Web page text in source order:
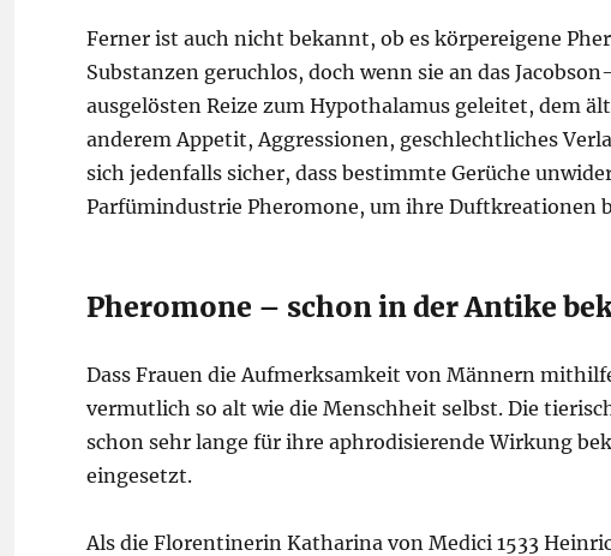
Ferner ist auch nicht bekannt, ob es körpereigene
Substanzen geruchlos, doch wenn sie an das
ausgelösten Reize zum Hypothalamus geleitet, dem
anderem Appetit, Aggressionen, geschlechtliches
sich jedenfalls sicher, dass bestimmte Gerüche
Parfümindustrie Pheromone, um ihre Duftkreationen
Pheromone – schon in der Antike
Dass Frauen die Aufmerksamkeit von Männern
vermutlich so alt wie die Menschheit selbst. Die
schon sehr lange für ihre aphrodisierende Wirkung
eingesetzt.
Als die Florentinerin Katharina von Medici 1533